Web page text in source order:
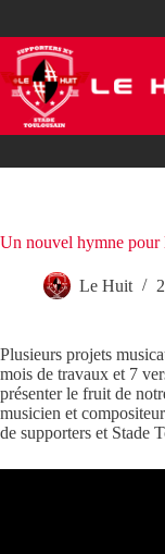
contenu
Un nouvel hymne pour
Le Huit
Plusieurs projets
mois de travaux et 7
présenter le fruit de
musicien et
de supporters et Stade